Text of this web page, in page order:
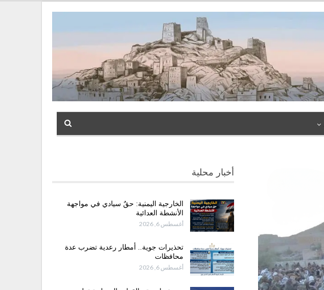
أخبار محلية
الخارجية اليمنية: حقٌ سيادي في مواجهة
الأنشطة العدائية
أغسطس 6, 2026
تحذيرات جوية.. أمطار رعدية تضرب عدة
محافظات
أغسطس 6, 2026